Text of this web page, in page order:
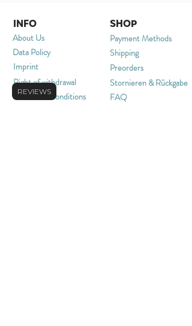
INFO
About Us
Imprint
Data Policy
Right of withdrawal
Terms and Conditions
SHOP
Payment Methods
Shipping
Preorders
Stornieren & Rückgabe
FAQ
REVIEWS